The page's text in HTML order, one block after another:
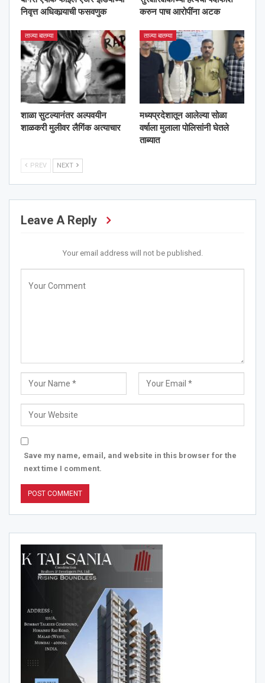
निवृत्त अधिकार्‍याची फसवणुक
करुन पाच आरोपींना अटक
ताज्या बातम्या
शाळा सुटल्यानंतर अल्पवयीन
शाळकरी मुलीवर लैगिंक अत्याचार
ताज्या बातम्या
मध्यप्रदेशातून आलेल्या सोळा
वर्षाला मुलाला पोलिसांनी घेतले
ताब्यात
PREV NEXT
Leave A Reply
Your email address will not be published.
Save my name, email, and website in this browser for the
next time I comment.